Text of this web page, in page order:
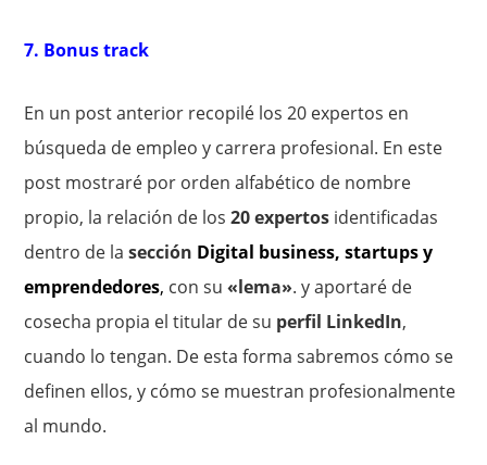
7. Bonus track
En un post anterior recopilé los 20 expertos en
búsqueda de empleo y carrera profesional. En este
post mostraré por orden alfabético de nombre
propio, la relación de los20 expertos identificadas
dentro de lasección Digital business, startups y
emprendedores, con su«lema». y aportaré de
cosecha propia el titular de su perfil LinkedIn,
cuando lo tengan. De esta forma sabremos cómo se
definen ellos, y cómo se muestran profesionalmente
al mundo.